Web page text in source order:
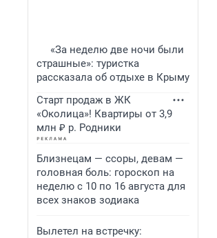
«За неделю две ночи были
страшные»: туристка
рассказала об отдыхе в Крыму
Старт продаж в ЖК
«Околица»! Квартиры от 3,9
млн ₽ р. Родники
Близнецам — ссоры, девам —
головная боль: гороскоп на
неделю с 10 по 16 августа для
всех знаков зодиака
Вылетел на встречку: